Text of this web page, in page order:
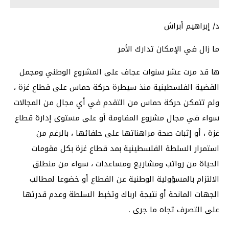
د/ إبراهيم أبراش
ما زال في الإمكان تدارك الأمر
ها قد مرت عشر سنوات عجاف على المشروع الوطني ومجمل
القضية الفلسطينية منذ سيطرة حركة حماس على قطاع غزة ،
ولم تتمكن حركة حماس من التقدم في أي مجال من المجالات
سواء في مجال مشروع المقاومة أو على مستوى إدارة قطاع
غزة ، أو إثبات صحة مراهناتها على حلفائها ، بالرغم من
استمرار السلطة الفلسطينية بمد قطاع غزة بكل مقومات
الحياة من رواتب ومشاريع ومساعدات ، سواء من منطلق
الالتزام بالمسؤولية الوطنية عن القطاع أو خضوعا لمطالب
الجهات المانحة أو نتيجة ارباك وتخبط السلطة وعدم قدرتها
على التصرف تجاه ما جرى .